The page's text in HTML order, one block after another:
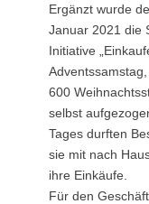
Ergänzt wurde
Januar 2021 die
Initiative
600
selbst
Tages durften
sie mit nach
ihre Einkäufe.
Für den